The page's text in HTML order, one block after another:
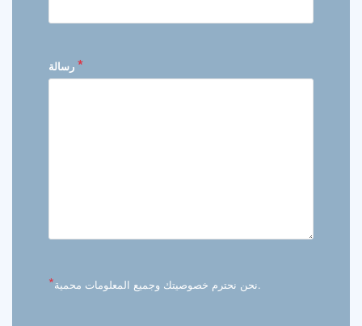
*
* نحن نحترم خصوصيتك وجميع المعلومات محمية.